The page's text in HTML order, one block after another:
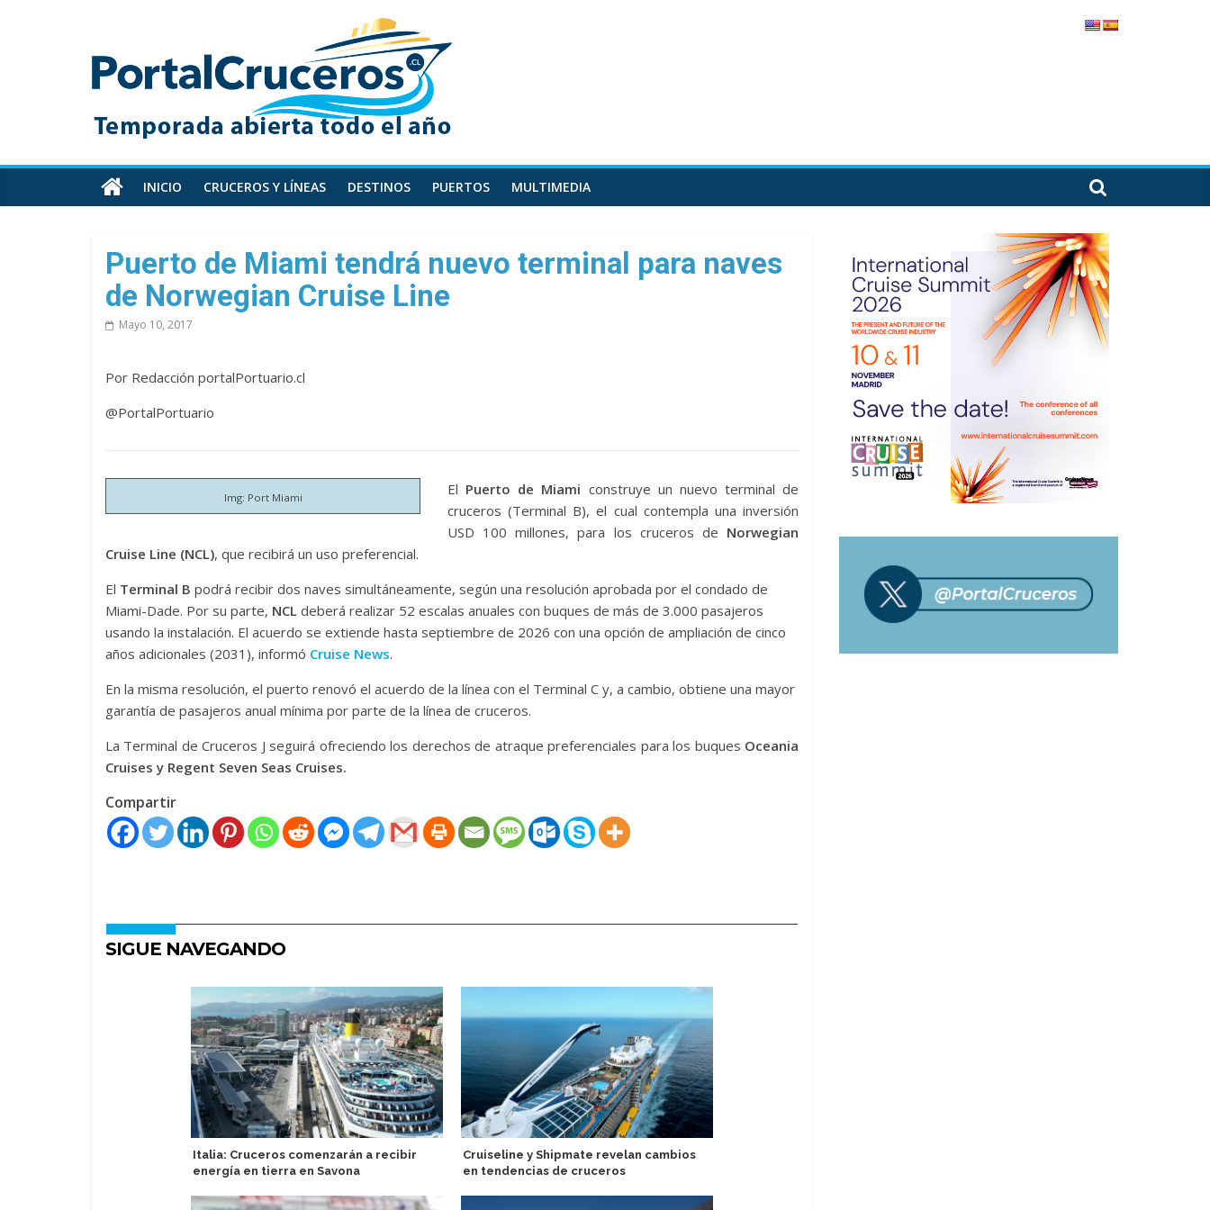
PortalCruceros
Toda
información
cruceros
en
un
sitio
INICIO CRUCEROS Y LÍNEAS DESTINOS PUERTOS MULTIMEDIA
Puerto de Miami tendrá nuevo terminal para naves
de Norwegian Cruise Line
Mayo 10, 2017
Por Redacción portalPortuario.cl
@PortalPortuario
Img: Port Miami El Puerto de Miami construye un nuevo terminal de
cruceros (Terminal B), el cual contempla una inversión
USD 100 millones, para los cruceros de Norwegian
Cruise Line (NCL), que recibirá un uso preferencial.
El Terminal B podrá recibir dos naves simultáneamente, según una resolución aprobada por el condado de
Miami-Dade. Por su parte, NCL deberá realizar 52 escalas anuales con buques de más de 3.000 pasajeros
usando la instalación. El acuerdo se extiende hasta septiembre de 2026 con una opción de ampliación de cinco
años adicionales (2031), informó Cruise News.
En la misma resolución, el puerto renovó el acuerdo de la línea con el Terminal C y, a cambio, obtiene una mayor
garantía de pasajeros anual mínima por parte de la línea de cruceros.
La Terminal de Cruceros J seguirá ofreciendo los derechos de atraque preferenciales para los buques Oceania
Cruises y Regent Seven Seas Cruises.
Compartir
SIGUE NAVEGANDO
Italia: Cruceros comenzarán a recibir
energía en tierra en Savona
Cruiseline y Shipmate revelan cambios
en tendencias de cruceros